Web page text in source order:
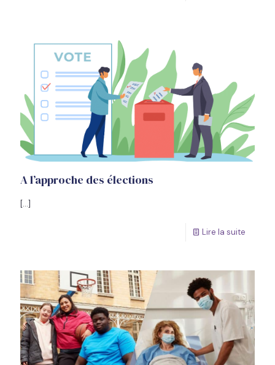
A l’approche des élections
[…]
Lire la suite